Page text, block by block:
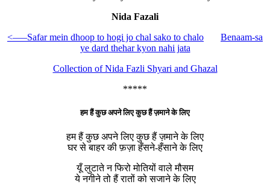
Nida Fazali
<—–Safar mein dhoop to hogi jo chal sako to chalo
Benaam-sa
ye dard thehar kyon nahi jata
Collection of Nida Fazli Shyari and Ghazal
*****
हम हैं कुछ अपने लिए कुछ हैं ज़माने के लिए
हम हैं कुछ अपने लिए कुछ हैं ज़माने के लिए
घर से बाहर की फ़ज़ा हँसने-हँसाने के लिए
यूँ लुटाते न फिरो मोतियों वाले मौसम
ये नगीने तो हैं रातों को सजाने के लिए